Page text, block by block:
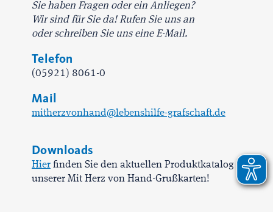
Sie haben Fragen oder ein Anliegen?
Wir sind für Sie da! Rufen Sie uns an
oder schreiben Sie uns eine E-Mail.
Telefon
(05921) 8061-0
Mail
mitherzvonhand@lebenshilfe-grafschaft.de
Downloads
Hierfinden Sie den aktuellen Produktkatalog
unserer Mit Herz von Hand-Grußkarten!